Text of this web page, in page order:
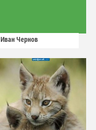
Иван Чернов